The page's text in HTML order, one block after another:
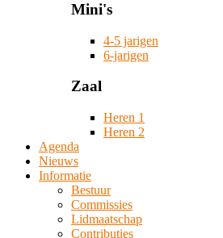
Mini's
4-5 jarigen
6-jarigen
Zaal
Heren 1
Heren 2
Agenda
Nieuws
Informatie
Bestuur
Commissies
Lidmaatschap
Contributies